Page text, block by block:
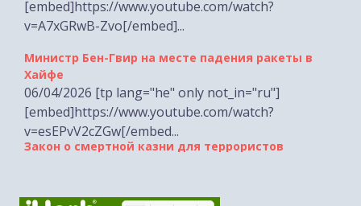
Министр Бен-Гвир на месте падения ракеты в
06/04/2026 [tp lang="he" only not_in="ru"]
[embed]https://www.youtube.com/watch?
v=esEPvV2cZGw[/embed...
Закон о смертной казни для террористов
29/03/2026 [tp lang="he" only not_in="ru"]
[embed]https://www.youtube.com/watch?